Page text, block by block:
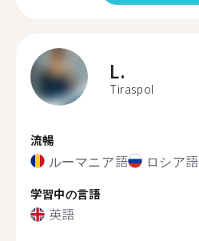
L.
Tiraspol
流暢
ルーマニア語 ロシア語
学習中の言語
英語